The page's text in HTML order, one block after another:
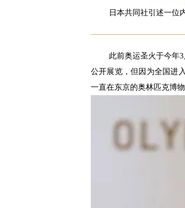
日本共同社引述一位
此前奥运圣火于今年
公开展览，但因为全国进
一直在东京的奥林匹克博